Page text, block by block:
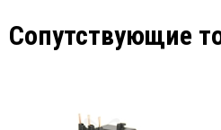
Сопутствующие